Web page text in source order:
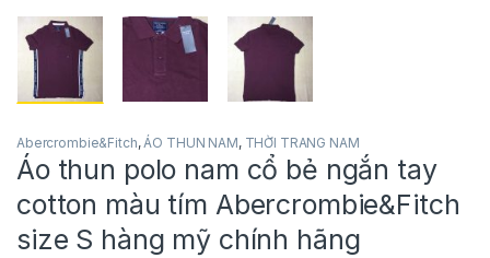
Abercrombie&Fitch,ÁO THUN NAM, THỜI TRANG NAM
Áo thun polo nam cổ bẻ ngắn tay
cotton màu tím Abercrombie&Fitch
size S hàng mỹ chính hãng